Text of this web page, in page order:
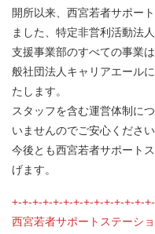
開所以来、西宮若者サポー
ました、特定非営利活動法
支援事業部のすべての事業
般社団法人キャリアエール
たします。
スタッフを含む運営体制に
いませんのでご安心ください
今後とも西宮若者サポート
げます。
+-+-+-+-+-+-+-+-+-+-+-+-+-
西宮若者サポートステーシ